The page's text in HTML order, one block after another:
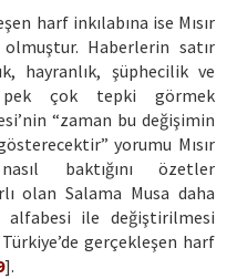
harf inkılabına ise Mısır
olmuştur. Haberlerin satır
hayranlık, şüphecilik ve
pek çok tepki görmek
“zaman bu değişimin
yorumu Mısır
baktığını özetler
olan Salama Musa daha
ile değiştirilmesi
gerçekleşen harf
].